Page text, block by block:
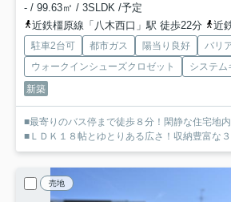
- / 99.63㎡ / 3SLDK /予定
近鉄橿原線「八木西口」駅 徒歩22分
近鉄
駐車2台可 都市ガス 陽当り良好
バリ
ウォークインシューズクロゼット
システム
新築
■最寄りのバス停まで徒歩８分！閑静な住宅地内
■ＬＤＫ１８帖とゆとりある広さ！収納豊富な３
売地